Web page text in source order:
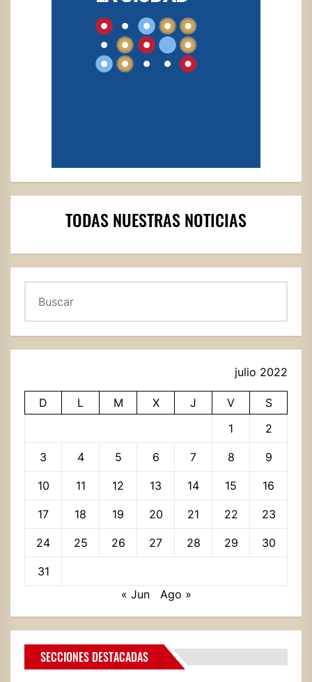
TODAS NUESTRAS NOTICIAS
julio 2022
D L M X J V
S
1
2
3 4 5 6 7 8 9
10 11 12 13 14 15 16
17 18 19 20 21 22 23
24 25 26 27 28 29 30
31
« Jun
Ago »
SECCIONES DESTACADAS